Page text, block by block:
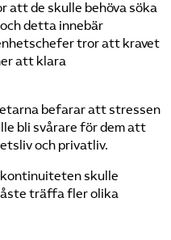
att de skulle behöva söka
detta innebär
tror att kravet
att klara
befarar att stressen
bli svårare för dem att
och privatliv.
skulle
träffa fler olika